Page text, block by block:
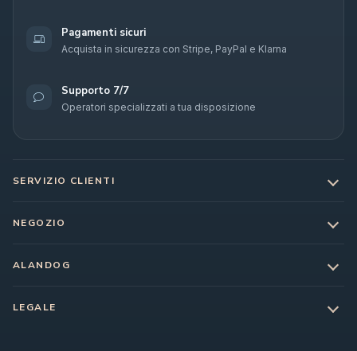
Pagamenti sicuri
Acquista in sicurezza con Stripe, PayPal e Klarna
Supporto 7/7
Operatori specializzati a tua disposizione
SERVIZIO CLIENTI
NEGOZIO
ALANDOG
LEGALE